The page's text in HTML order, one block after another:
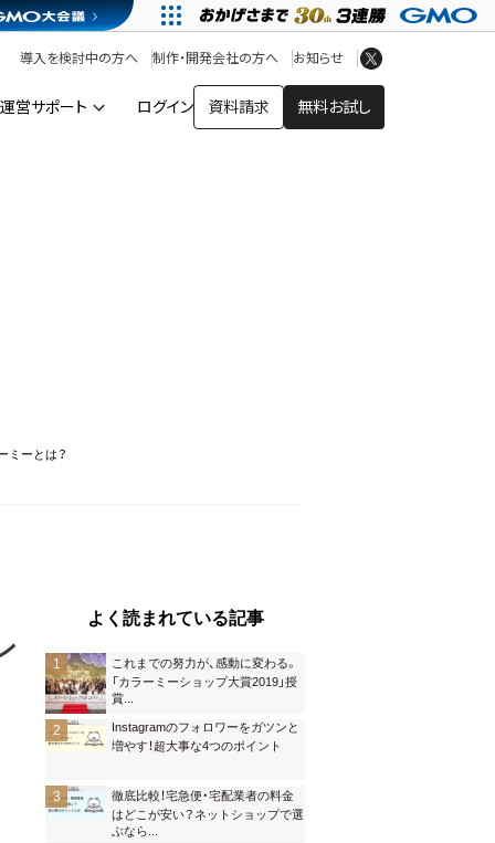
運営サポート ログイン 資料請求 無料お試し
導入を検討中の方へ 制作・開発会社の方へ お知らせ
ヘルプセンター
ミーとは？
よく読まれている記事
これまでの努力が、感動に変わる。
「カラーミーショップ大賞2019」授
賞
Instagramのフォロワーをガツンと
増やす！超大事な4つのポイント
徹底比較！宅急便・宅配業者の料金
はどこが安い？ネットショップで選
ぶなら